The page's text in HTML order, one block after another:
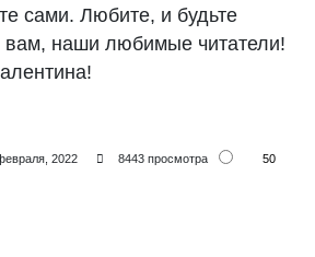
сами. Любите, и будьте
наши любимые читатели!
2022 8443 просмотра 50